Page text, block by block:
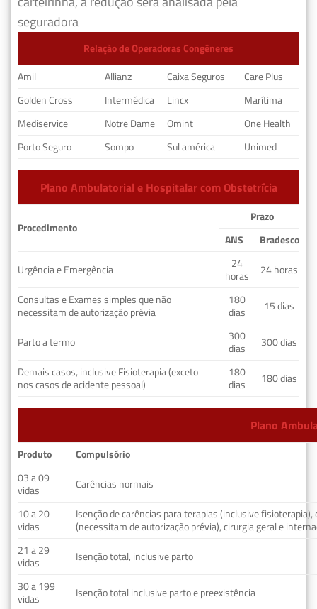
seguradora
Relação de Operadoras Congêneres
Amil
Allianz Caixa Seguros
Care Plus
Golden Cross
Intermédica Lincx
Marítima
Mediservice
Notre Dame Omint
One Health
Porto Seguro
Sompo Sul américa Unimed
Plano Ambulatorial e Hospitalar com Obstetrícia
Procedimento
Prazo
ANS
Bradesco
Urgência e Emergência
24
horas
24 horas
Consultas e Exames simples que não
necessitam de autorização prévia
180
dias
15 dias
Parto a termo
300
dias
300 dias
Demais casos, inclusive Fisioterapia (exceto
nos casos de acidente pessoal)
180
dias
180 dias
Plano
Produto
Compulsório
03 a 09
vidas
Carências normais
10 a 20
vidas
Isenção de carências para terapias (inclusive fisioterapia),
(necessitam de autorização prévia), cirurgia geral e
21 a 29
vidas
Isenção total, inclusive parto
30 a 199
vidas
Isenção total inclusive parto e preexistência